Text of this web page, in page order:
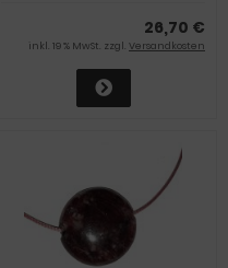
26,70 €
inkl. 19 % MwSt. zzgl. Versandkosten